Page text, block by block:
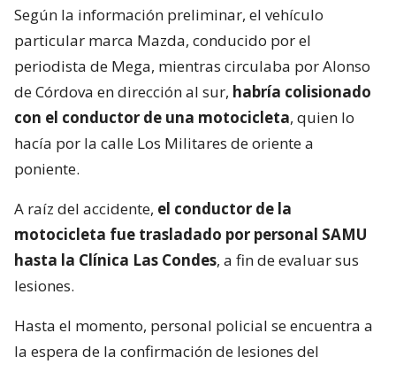
Según la información preliminar, el vehículo
particular marca Mazda, conducido por el
periodista de Mega, mientras circulaba por Alonso
de Córdova en dirección al sur, habría colisionado
con el conductor de una motocicleta, quien lo
hacía por la calle Los Militares de oriente a
poniente.
A raíz del accidente, el conductor de la
motocicleta fue trasladado por personal SAMU
hasta la Clínica Las Condes, a fin de evaluar sus
lesiones.
Hasta el momento, personal policial se encuentra a
la espera de la confirmación de lesiones del